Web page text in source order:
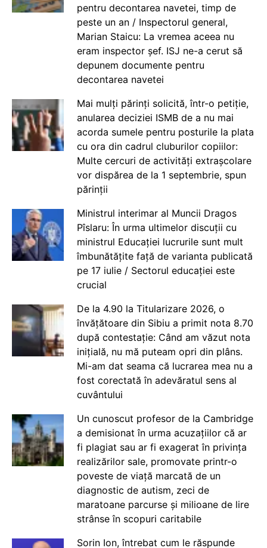
pentru decontarea navetei, timp de
peste un an / Inspectorul general,
Marian Staicu: La vremea aceea nu
eram inspector șef. ISJ ne-a cerut să
depunem documente pentru
decontarea navetei
Mai mulți părinți solicită, într-o petiție,
anularea deciziei ISMB de a nu mai
acorda sumele pentru posturile la plata
cu ora din cadrul cluburilor copiilor:
Multe cercuri de activități extrașcolare
vor dispărea de la 1 septembrie, spun
părinții
Ministrul interimar al Muncii Dragos
Pîslaru: În urma ultimelor discuții cu
ministrul Educației lucrurile sunt mult
îmbunătățite față de varianta publicată
pe 17 iulie / Sectorul educației este
crucial
De la 4.90 la Titularizare 2026, o
învățătoare din Sibiu a primit nota 8.70
după contestație: Când am văzut nota
inițială, nu mă puteam opri din plâns.
Mi-am dat seama că lucrarea mea nu a
fost corectată în adevăratul sens al
cuvântului
Un cunoscut profesor de la Cambridge
a demisionat în urma acuzațiilor că ar
fi plagiat sau ar fi exagerat în privința
realizărilor sale, promovate printr-o
poveste de viață marcată de un
diagnostic de autism, zeci de
maratoane parcurse și milioane de lire
strânse în scopuri caritabile
Sorin Ion, întrebat cum le răspunde